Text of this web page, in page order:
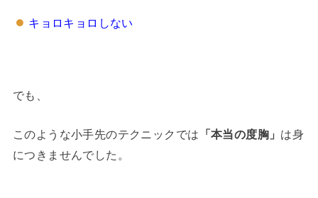
キョロキョロしない
でも、
このような小手先のテクニックでは 「本当の度胸」 は身
につきませんでした。